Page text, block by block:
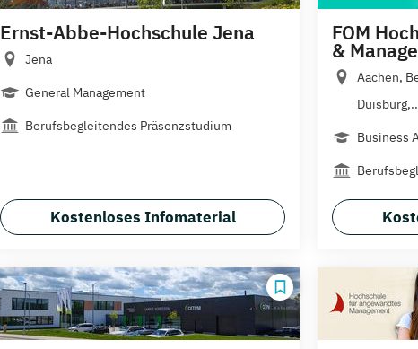
Ernst-Abbe-Hochschule Jena
Jena
General Management
Berufsbegleitendes Präsenzstudium
Kostenloses Infomaterial
FOM
&
Aachen,
Business